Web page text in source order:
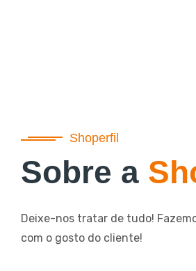
Shoperfil
Sobre a
Deixe-nos tratar de tudo!
com o gosto do cliente!